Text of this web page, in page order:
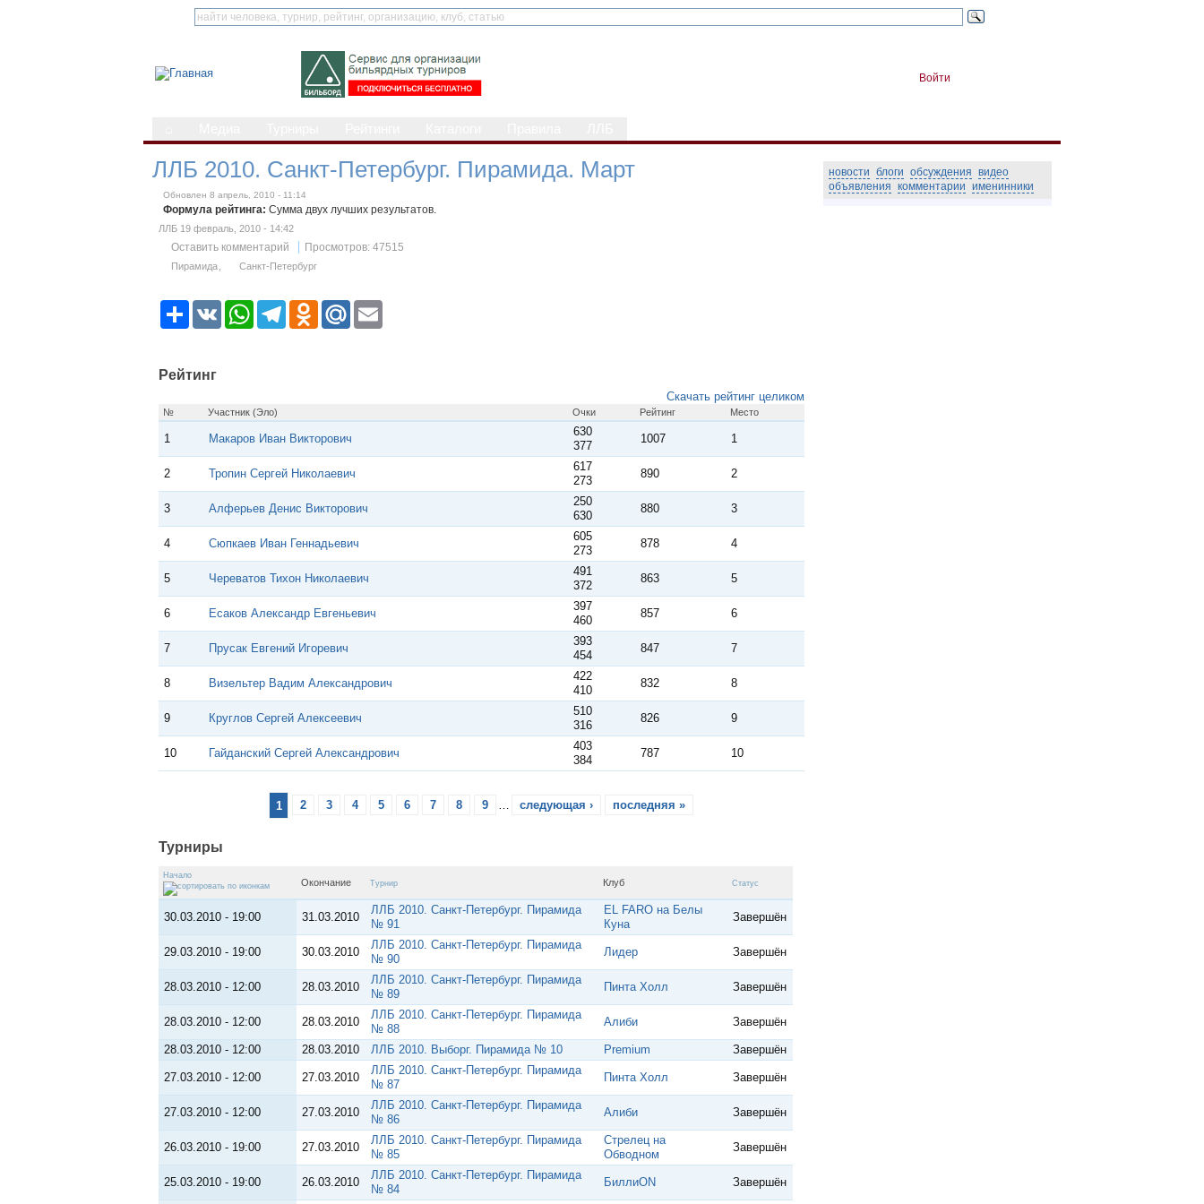
Войти
ЛЛБ 2010. Санкт-Петербург. Пирамида. Март
Обновлен 8 апрель, 2010 - 11:14
Формула рейтинга: Сумма двух лучших результатов.
ЛЛБ 19 февраль, 2010 - 14:42
Оставить комментарий Просмотров: 47515
Пирамида Санкт-Петербург
Р
с
V
K
W
p
T
O
s
n
i
M
E
Рейтинг
Скачать рейтинг целиком
№ Участник (Эло) Очки Рейтинг Место
1 Макаров Иван Викторович
630
377
1007 1
2 Тропин Сергей Николаевич
617
273
890 2
3 Алферьев Денис Викторович
250
630
880 3
4 Сюпкаев Иван Геннадьевич
605
273
878 4
5 Череватов Тихон Николаевич
491
372
863 5
6 Есаков Александр Евгеньевич
397
460
857 6
7 Прусак Евгений Игоревич
393
454
847 7
8 Визельтер Вадим Александрович
422
410
832 8
9 Круглов Сергей Алексеевич
510
316
826 9
10 Гайданский Сергей Александрович
403
384
787 10
1 2 3 4 5 6 7 8 9 … следующая › последняя »
Турниры
Начало
Окончание Турнир Клуб Статус
30.03.2010 - 19:00 31.03.2010
ЛЛБ 2010. Санкт-Петербург. Пирамида
№ 91
EL FARO на Белы
Куна
Завершён
29.03.2010 - 19:00 30.03.2010
ЛЛБ 2010. Санкт-Петербург. Пирамида
№ 90
Лидер Завершён
28.03.2010 - 12:00 28.03.2010
ЛЛБ 2010. Санкт-Петербург. Пирамида
№ 89
Пинта Холл Завершён
28.03.2010 - 12:00 28.03.2010
ЛЛБ 2010. Санкт-Петербург. Пирамида
№ 88
Алиби Завершён
28.03.2010 - 12:00 28.03.2010 ЛЛБ 2010. Выборг. Пирамида № 10 Premium Завершён
27.03.2010 - 12:00 27.03.2010
ЛЛБ 2010. Санкт-Петербург. Пирамида
№ 87
Пинта Холл Завершён
27.03.2010 - 12:00 27.03.2010
ЛЛБ 2010. Санкт-Петербург. Пирамида
№ 86
Алиби Завершён
26.03.2010 - 19:00 27.03.2010
ЛЛБ 2010. Санкт-Петербург. Пирамида
№ 85
Стрелец на
Обводном
Завершён
25.03.2010 - 19:00 26.03.2010
ЛЛБ 2010. Санкт-Петербург. Пирамида
№ 84
БиллиON Завершён
новости блоги обсуждения видео
объявления комментарии именинники